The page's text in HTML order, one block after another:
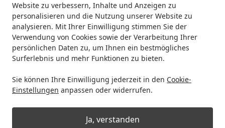
Website zu verbessern, Inhalte und Anzeigen zu
personalisieren und die Nutzung unserer Website zu
analysieren. Mit Ihrer Einwilligung stimmen Sie der
Verwendung von Cookies sowie der Verarbeitung Ihrer
persönlichen Daten zu, um Ihnen ein bestmögliches
Surferlebnis und mehr Funktionen zu bieten.
Sie können Ihre Einwilligung jederzeit in den Cookie-
Einstellungen anpassen oder widerrufen.
Ja, verstanden
von BTR!
Startseite
Motorradteile & Ersatzteile Kraftübertragung Kettenrad
Supersprox Stealth-Kettenrad 428
53Z (Blau)